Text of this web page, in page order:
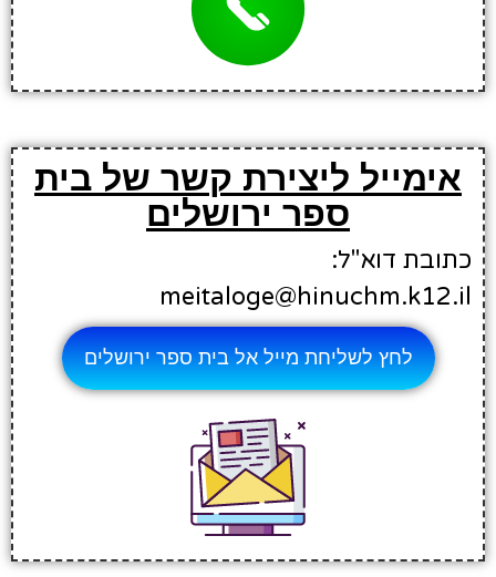
אימייל ליצירת קשר של בית
ספר ירושלים
כתובת דוא"ל:
meitaloge@hinuchm.k12.il
לחץ לשליחת מייל אל בית ספר ירושלים